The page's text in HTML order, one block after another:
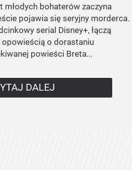
bohaterów zaczyna
pojawia się seryjny morderca.
serial Disney+, łączą
o dorastaniu
powieści Breta...
DALEJ